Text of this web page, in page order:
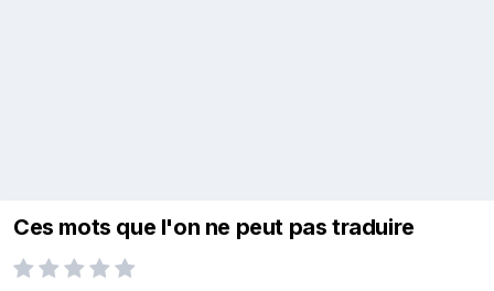
Ces mots que l'on ne peut pas traduire